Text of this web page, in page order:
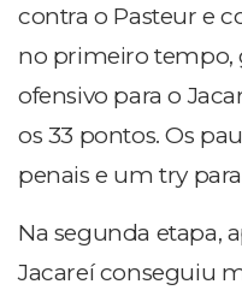
contra o Pasteur e
no primeiro tempo,
ofensivo para o
os 33 pontos. Os
penais e um try para
Na segunda etapa,
Jacareí conseguiu